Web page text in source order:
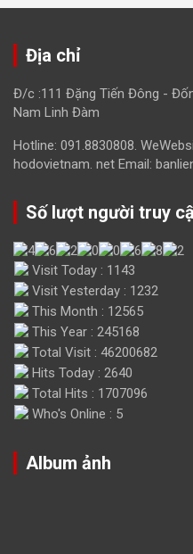
Địa chỉ
Đ/c :111 Đặng Tiến Đông -
Nam Linh Đàm
Hotline: 091.8830808.
hodovietnam. net Email:
Số lượt người truy
Visit Today : 1143
Visit Yesterday : 1232
This Month : 12565
This Year : 245168
Total Visit : 46200682
Hits Today : 2640
Total Hits : 1707096
Who's Online : 5
Album ảnh